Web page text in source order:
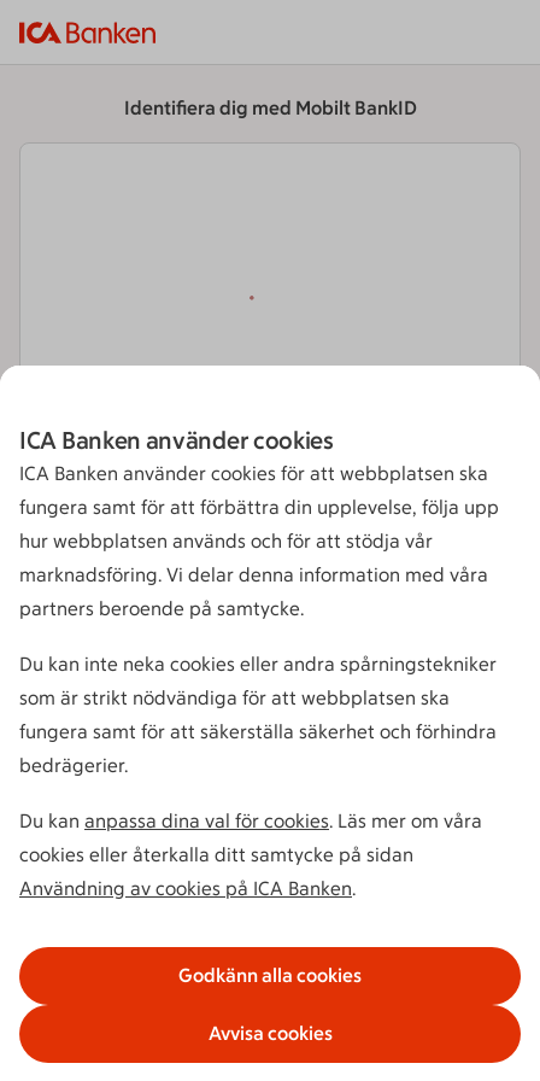
ICA Banken använder cookies
ICA Banken använder cookies för att webbplatsen ska
fungera samt för att förbättra din upplevelse, följa upp
hur webbplatsen används och för att stödja vår
marknadsföring. Vi delar denna information med våra
partners beroende på samtycke.
Du kan inte neka cookies eller andra spårningstekniker
som är strikt nödvändiga för att webbplatsen ska
fungera samt för att säkerställa säkerhet och förhindra
bedrägerier.
Du kan anpassa dina val för cookies. Läs mer om våra
cookies eller återkalla ditt samtycke på sidan
Användning av cookies på ICA Banken.
Godkänn alla cookies
Avvisa cookies
Identifiera dig med Mobilt BankID
Till startsidanHjälp att logga in
Så behandlar vi dina personuppgifter